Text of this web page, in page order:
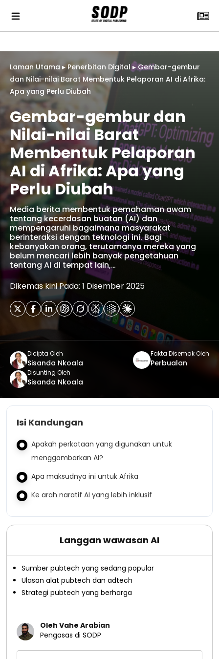
Laman Utama ▸Penerbitan Digital▸Gembar-gembur
dan Nilai-nilai Barat Membentuk Pelaporan AI di Afrika:
Apa yang Perlu Diubah
Gembar-gembur dan
Nilai-nilai Barat
Membentuk Pelaporan
AI di Afrika: Apa yang
Perlu Diubah
Media berita membentuk pemahaman awam
tentang kecerdasan buatan (AI) dan
mempengaruhi bagaimana masyarakat
berinteraksi dengan teknologi ini. Bagi
kebanyakan orang, terutamanya mereka yang
belum mencari lebih banyak pengetahuan
tentang AI di tempat lain,…
Dikemas kini Pada: 1 Disember 2025
Dicipta Oleh
Sisanda Nkoala
Fakta Disemak Oleh
Perbualan
Disunting Oleh
Sisanda Nkoala
Isi Kandungan
Apakah perkataan yang digunakan untuk
menggambarkan AI?
Apa maksudnya ini untuk Afrika
Ke arah naratif AI yang lebih inklusif
Langgan wawasan AI
Sumber pubtech yang sedang popular
Ulasan alat pubtech dan adtech
Strategi pubtech yang berharga
Oleh Vahe Arabian
Pengasas di SODP